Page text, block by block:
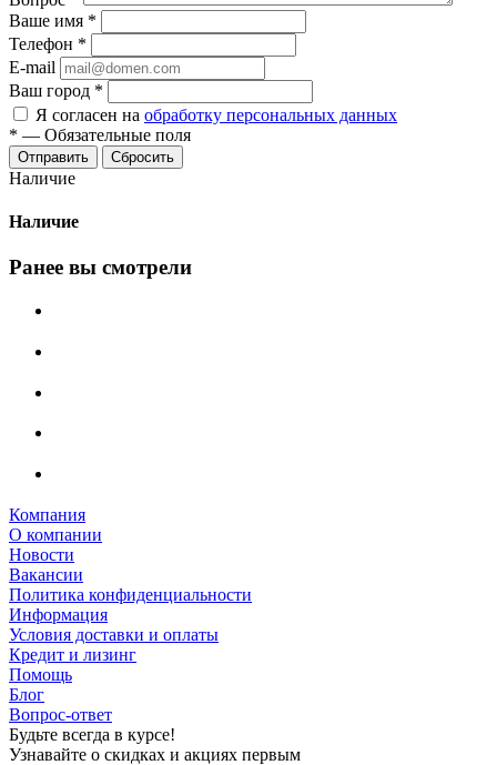
Ваше имя *
Телефон *
E-mail
Ваш город *
Я согласен на обработку персональных данных
* — Обязательные поля
Сбросить
Наличие
Наличие
Ранее вы смотрели
Компания
О компании
Новости
Вакансии
Политика конфиденциальности
Информация
Условия доставки и оплаты
Кредит и лизинг
Помощь
Блог
Вопрос-ответ
Будьте всегда в курсе!
Узнавайте о скидках и акциях первым